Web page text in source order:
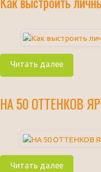
Читать далее
НА 50 ОТТЕНКОВ
Читать далее